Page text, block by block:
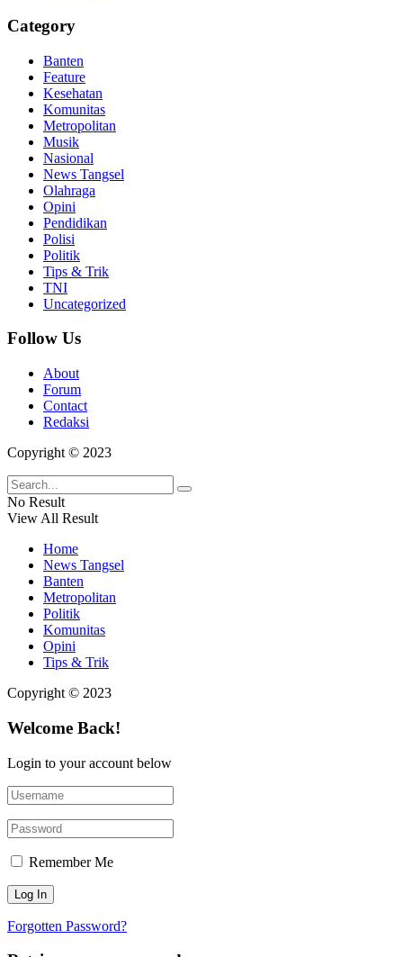
Category
Banten
Feature
Kesehatan
Komunitas
Metropolitan
Musik
Nasional
News Tangsel
Olahraga
Opini
Pendidikan
Polisi
Politik
Tips & Trik
TNI
Uncategorized
Follow Us
About
Forum
Contact
Redaksi
Copyright © 2023
No Result
View All Result
Home
News Tangsel
Banten
Metropolitan
Politik
Komunitas
Opini
Tips & Trik
Copyright © 2023
Welcome Back!
Login to your account below
Remember Me
Forgotten Password?